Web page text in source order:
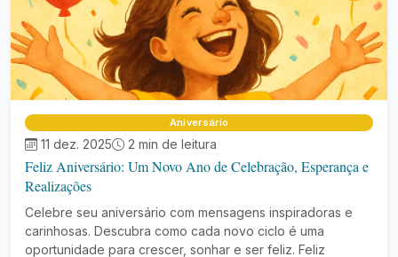
Aniversário
11 dez. 2025 2 min de leitura
Feliz Aniversário: Um Novo Ano de Celebração, Esperança e
Realizações
Celebre seu aniversário com mensagens inspiradoras e
carinhosas. Descubra como cada novo ciclo é uma
oportunidade para crescer, sonhar e ser feliz. Feliz